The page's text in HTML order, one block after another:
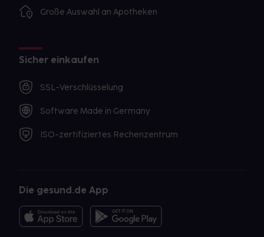
Große Auswahl an Apotheken
Sicher einkaufen
SSL-Verschlüsselung
Software Made in Germany
ISO-zertifiziertes Rechenzentrum
Die gesund.de App